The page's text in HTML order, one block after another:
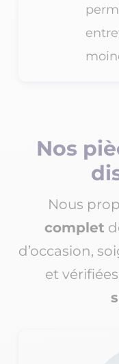
Nos
Nous
complet
d’occasion,
et